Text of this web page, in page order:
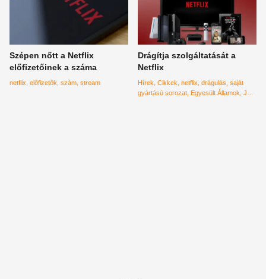
Szépen nőtt a Netflix
előfizetőinek a száma
netflix előfizetők szám stream
Drágítja szolgáltatását a
Netflix
Hírek Cikkek netflix drágulás saját
gyártású sorozat Egyesült Államok JP